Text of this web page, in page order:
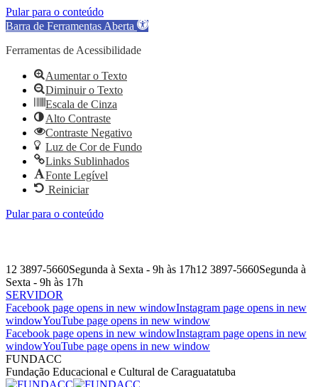
Pular para o conteúdo
Barra de Ferramentas Aberta
Ferramentas de Acessibilidade
Aumentar o Texto
Diminuir o Texto
Escala de Cinza
Alto Contraste
Contraste Negativo
Luz de Cor de Fundo
Links Sublinhados
Fonte Legível
Reiniciar
Pular para o conteúdo
12 3897-5660Segunda à Sexta - 9h às 17h12 3897-5660Segunda à
Sexta - 9h às 17h
SERVIDOR
Facebook page opens in new windowInstagram page opens in new
windowYouTube page opens in new window
Facebook page opens in new windowInstagram page opens in new
windowYouTube page opens in new window
FUNDACC
Fundação Educacional e Cultural de Caraguatatuba